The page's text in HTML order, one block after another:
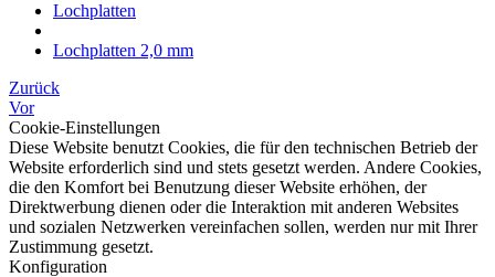
Lochplatten
Lochplatten 2,0 mm
Zurück
Vor
Cookie-Einstellungen
Diese Website benutzt Cookies, die für den technischen Betrieb der
Website erforderlich sind und stets gesetzt werden. Andere Cookies,
die den Komfort bei Benutzung dieser Website erhöhen, der
Direktwerbung dienen oder die Interaktion mit anderen Websites
und sozialen Netzwerken vereinfachen sollen, werden nur mit Ihrer
Zustimmung gesetzt.
Konfiguration